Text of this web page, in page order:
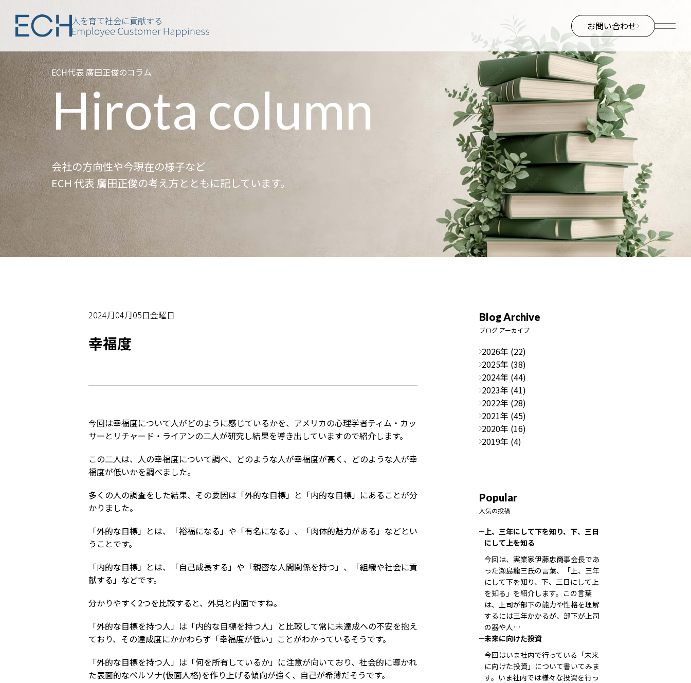
人を育て社会に貢献する お問い合わせ
ECH代表 廣田正俊のコラム
Hirota column
会社の方向性や今現在の様子など
ECH 代表 廣田正俊の考え方とともに記しています。
2024月04月05日金曜日
幸福度
今回は幸福度について人がどのように感じているかを、アメリカの心理学者ティム・カッ
サーとリチャード・ライアンの二人が研究し結果を導き出していますので紹介します。
この二人は、人の幸福度について調べ、どのような人が幸福度が高く、どのような人が幸
福度が低いかを調べました。
多くの人の調査をした結果、その要因は「外的な目標」と「内的な目標」にあることが分
かりました。
「外的な目標」とは、「裕福になる」や「有名になる」、「肉体的魅力がある」などとい
うことです。
「内的な目標」とは、「自己成長する」や「親密な人間関係を持つ」、「組織や社会に貢
献する」などです。
分かりやすく2つを比較すると、外見と内面ですね。
「外的な目標を持つ人」は「内的な目標を持つ人」と比較して常に未達成への不安を抱え
ており、その達成度にかかわらず「幸福度が低い」ことがわかっているそうです。
「外的な目標を持つ人」は「何を所有しているか」に注意が向いており、社会的に導かれ
た表面的なペルソナ(仮面人格)を作り上げる傾向が強く、自己が希薄だそうです。
Blog Archive
ブログ アーカイブ
2026年 (22)
2025年 (38)
2024年 (44)
2023年 (41)
2022年 (28)
2021年 (45)
2020年 (16)
2019年 (4)
Popular
人気の投稿
上、三年にして下を知り、下、三日
にして上を知る
今回は、実業家伊藤忠商事会長であ
った瀬島龍三氏の言葉、「上、三年
にして下を知り、下、三日にして上
を知る」を紹介します。この言葉
は、上司が部下の能力や性格を理解
するには三年かかるが、部下が上司
の器や人…
未来に向けた投資
今回はいま社内で行っている「未来
に向けた投資」について書いてみま
す。いま社内では様々な投資を行っ